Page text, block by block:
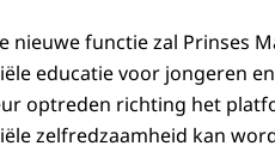
nieuwe functie zal Prinses
educatie voor jongeren
optreden richting het
zelfredzaamheid kan